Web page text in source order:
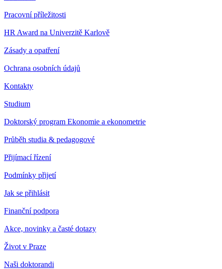
Pracovní příležitosti
HR Award na Univerzitě Karlově
Zásady a opatření
Ochrana osobních údajů
Kontakty
Studium
Doktorský program Ekonomie a ekonometrie
Průběh studia & pedagogové
Přijímací řízení
Podmínky přijetí
Jak se přihlásit
Finanční podpora
Akce, novinky a časté dotazy
Život v Praze
Naši doktorandi